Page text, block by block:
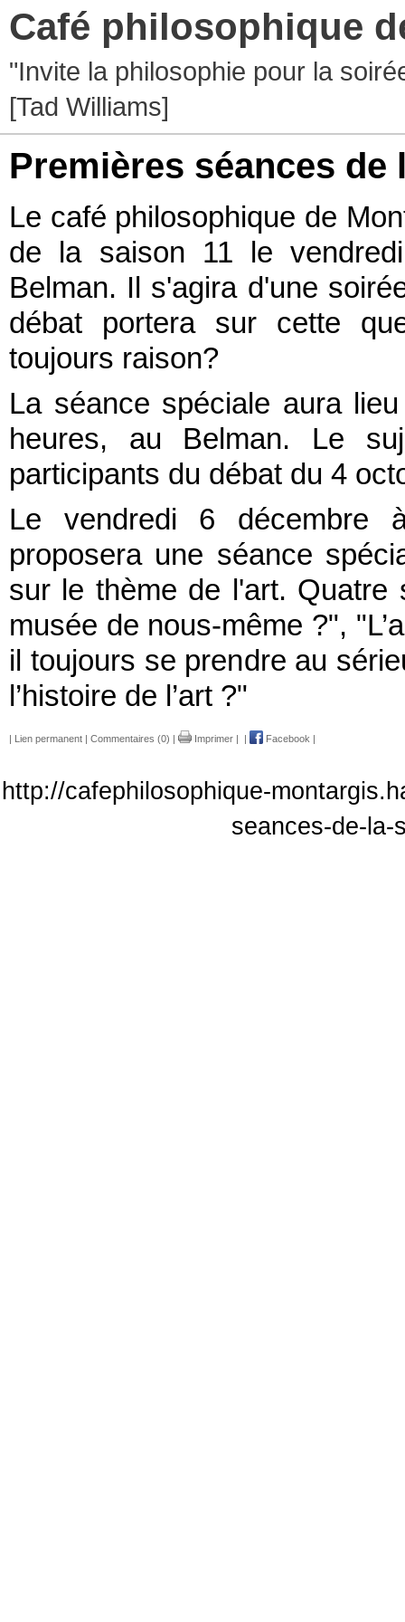
Café philosophique
"Invite la philosophie pour la
[Tad Williams]
Premières séances de
Le café philosophique de
de la saison 11 le
Belman. Il s'agira d'une
débat portera sur cette
toujours raison?
La séance spéciale aura
heures, au Belman. Le
participants du débat du 4
Le vendredi 6 décembre
proposera une séance
sur le thème de l'art.
musée de nous-même ?",
il toujours se prendre au
l’histoire de l’art ?"
| Lien permanent | Commentaires (0) | Imprimer | | Facebook |
http://cafephilosophique-
seances-de-la-